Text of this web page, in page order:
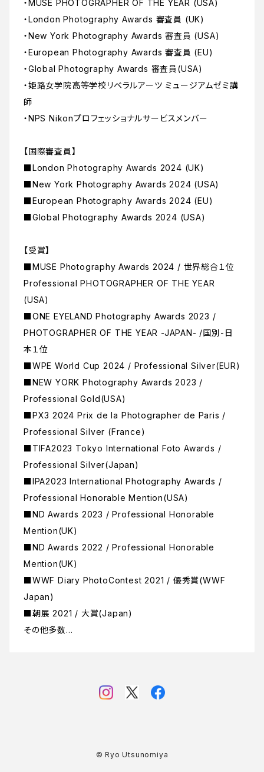
・MUSE PHOTOGRAPHER OF THE YEAR (USA)
・London Photography Awards 審査員 (UK)
・New York Photography Awards 審査員 (USA)
・European Photography Awards 審査員 (EU)
・Global Photography Awards 審査員(USA)
・姫路女学院高等学校リベラルアーツ ミュージアムゼミ講
師
・NPS Nikonプロフェッショナルサービスメンバー
【国際審査員】
■London Photography Awards 2024 (UK)
■New York Photography Awards 2024 (USA)
■European Photography Awards 2024 (EU)
■Global Photography Awards 2024 (USA)
【受賞】
■MUSE Photography Awards 2024 / 世界総合１位
Professional PHOTOGRAPHER OF THE YEAR
(USA)
■ONE EYELAND Photography Awards 2023 /
PHOTOGRAPHER OF THE YEAR -JAPAN- /国別-日
本１位
■WPE World Cup 2024 / Professional Silver(EUR)
■NEW YORK Photography Awards 2023 /
Professional Gold(USA)
■PX3 2024 Prix de la Photographer de Paris /
Professional Silver (France)
■TIFA2023 Tokyo International Foto Awards /
Professional Silver(Japan)
■IPA2023 International Photography Awards /
Professional Honorable Mention(USA)
■ND Awards 2023 / Professional Honorable
Mention(UK)
■ND Awards 2022 / Professional Honorable
Mention(UK)
■WWF Diary PhotoContest 2021 / 優秀賞(WWF
Japan)
■朝展 2021 / 大賞(Japan)
その他多数…
© Ryo Utsunomiya